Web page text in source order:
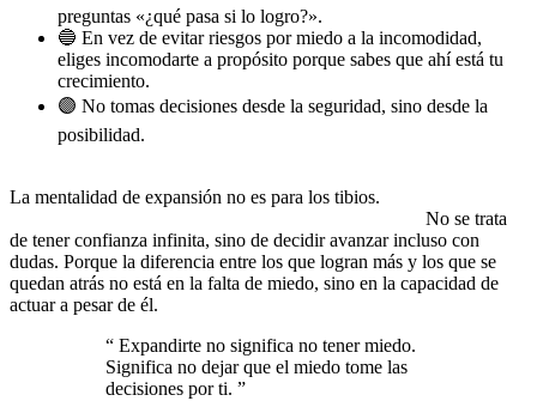
preguntas «¿qué pasa si lo logro?».
🔵 En vez de evitar riesgos por miedo a la incomodidad,
eliges incomodarte a propósito porque sabes que ahí está tu
crecimiento.
🟣 No tomas decisiones desde la seguridad, sino desde la
posibilidad.
La mentalidad de expansión no es para los tibios.
No se trata
de tener confianza infinita, sino de decidir avanzar incluso con
dudas. Porque la diferencia entre los que logran más y los que se
quedan atrás no está en la falta de miedo, sino en la capacidad de
actuar a pesar de él.
“ Expandirte no significa no tener miedo.
Significa no dejar que el miedo tome las
decisiones por ti. ”